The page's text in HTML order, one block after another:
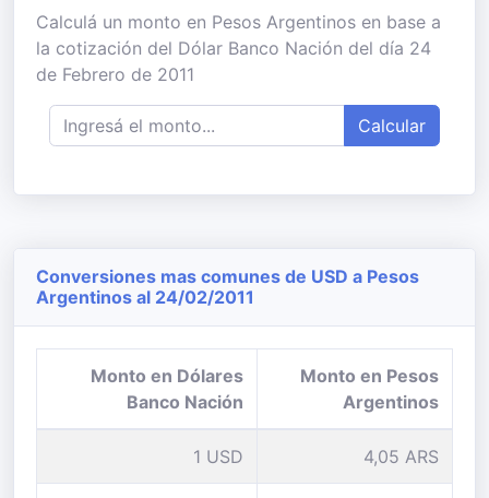
Calculá un monto en Pesos Argentinos en base a
la cotización del Dólar Banco Nación del día 24
de Febrero de 2011
Calcular
Conversiones mas comunes de USD a Pesos
Argentinos al 24/02/2011
Monto en Dólares
Banco Nación
Monto en Pesos
Argentinos
1 USD 4,05 ARS